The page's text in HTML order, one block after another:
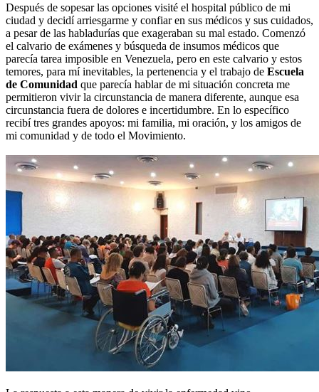
Después de sopesar las opciones visité el hospital público de mi
ciudad y decidí arriesgarme y confiar en sus médicos y sus cuidados,
a pesar de las habladurías que exageraban su mal estado. Comenzó
el calvario de exámenes y búsqueda de insumos médicos que
parecía tarea imposible en Venezuela, pero en este calvario y estos
temores, para mí inevitables, la pertenencia y el trabajo de Escuela
de Comunidad que parecía hablar de mi situación concreta me
permitieron vivir la circunstancia de manera diferente, aunque esa
circunstancia fuera de dolores e incertidumbre. En lo específico
recibí tres grandes apoyos: mi familia, mi oración, y los amigos de
mi comunidad y de todo el Movimiento.